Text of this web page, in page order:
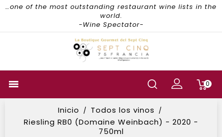
…one of the most outstanding restaurant wine lists in the
world.
-Wine Spectator-
 0
Inicio
Todos los vinos
Riesling RB0 (Domaine Weinbach) - 2020 -
750ml